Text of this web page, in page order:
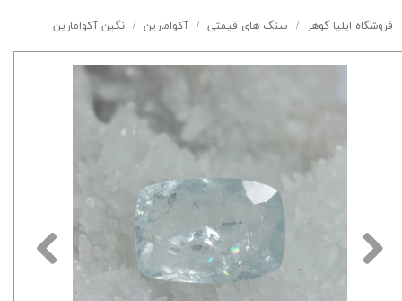
فروشگاه ایلیا گوهر سنگ های قیمتی آکوامارین نگین آکوامارین